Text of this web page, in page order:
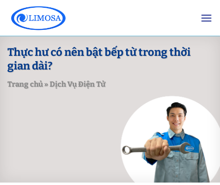
content
Thực hư có nên bật bếp từ trong thời
gian dài?
Trang chủ»Dịch Vụ Điện Tử